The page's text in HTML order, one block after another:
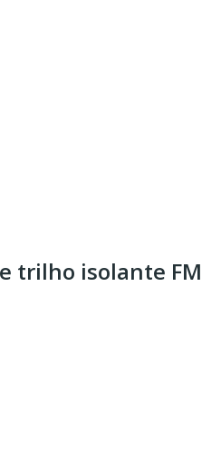
trilho isolante FM